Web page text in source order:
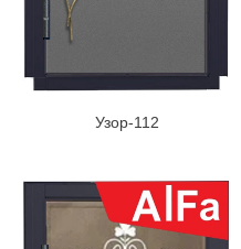
Узор-112